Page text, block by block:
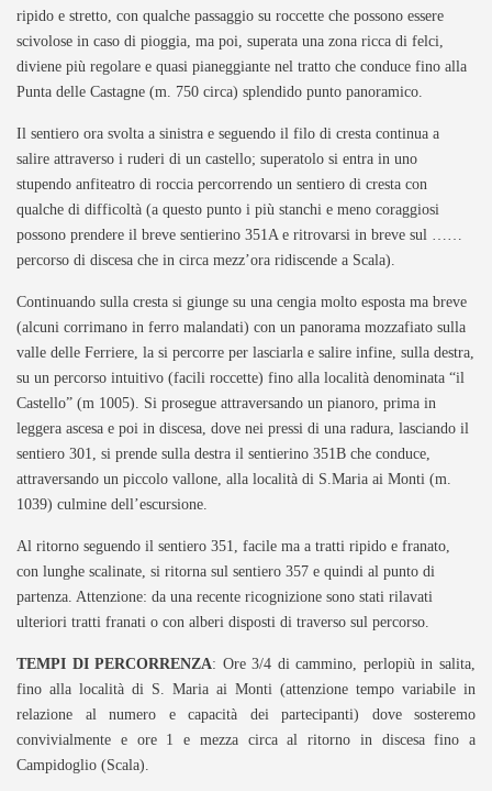
ripido e stretto, con qualche passaggio su roccette che possono essere
scivolose in caso di pioggia, ma poi, superata una zona ricca di felci,
diviene più regolare e quasi pianeggiante nel tratto che conduce fino alla
Punta delle Castagne (m. 750 circa) splendido punto panoramico.
Il sentiero ora svolta a sinistra e seguendo il filo di cresta continua a
salire attraverso i ruderi di un castello; superatolo si entra in uno
stupendo anfiteatro di roccia percorrendo un sentiero di cresta con
qualche di difficoltà (a questo punto i più stanchi e meno coraggiosi
possono prendere il breve sentierino 351A e ritrovarsi in breve sul ……
percorso di discesa che in circa mezz’ora ridiscende a Scala).
Continuando sulla cresta si giunge su una cengia molto esposta ma breve
(alcuni corrimano in ferro malandati) con un panorama mozzafiato sulla
valle delle Ferriere, la si percorre per lasciarla e salire infine, sulla destra,
su un percorso intuitivo (facili roccette) fino alla località denominata “il
Castello” (m 1005). Si prosegue attraversando un pianoro, prima in
leggera ascesa e poi in discesa, dove nei pressi di una radura, lasciando il
sentiero 301, si prende sulla destra il sentierino 351B che conduce,
attraversando un piccolo vallone, alla località di S.Maria ai Monti (m.
1039) culmine dell’escursione.
Al ritorno seguendo il sentiero 351, facile ma a tratti ripido e franato,
con lunghe scalinate, si ritorna sul sentiero 357 e quindi al punto di
partenza. Attenzione: da una recente ricognizione sono stati rilavati
ulteriori tratti franati o con alberi disposti di traverso sul percorso.
TEMPI DI PERCORRENZA: Ore 3/4 di cammino, perlopiù in salita,
fino alla località di S. Maria ai Monti (attenzione tempo variabile in
relazione al numero e capacità dei partecipanti) dove sosteremo
convivialmente e ore 1 e mezza circa al ritorno in discesa fino a
Campidoglio (Scala).